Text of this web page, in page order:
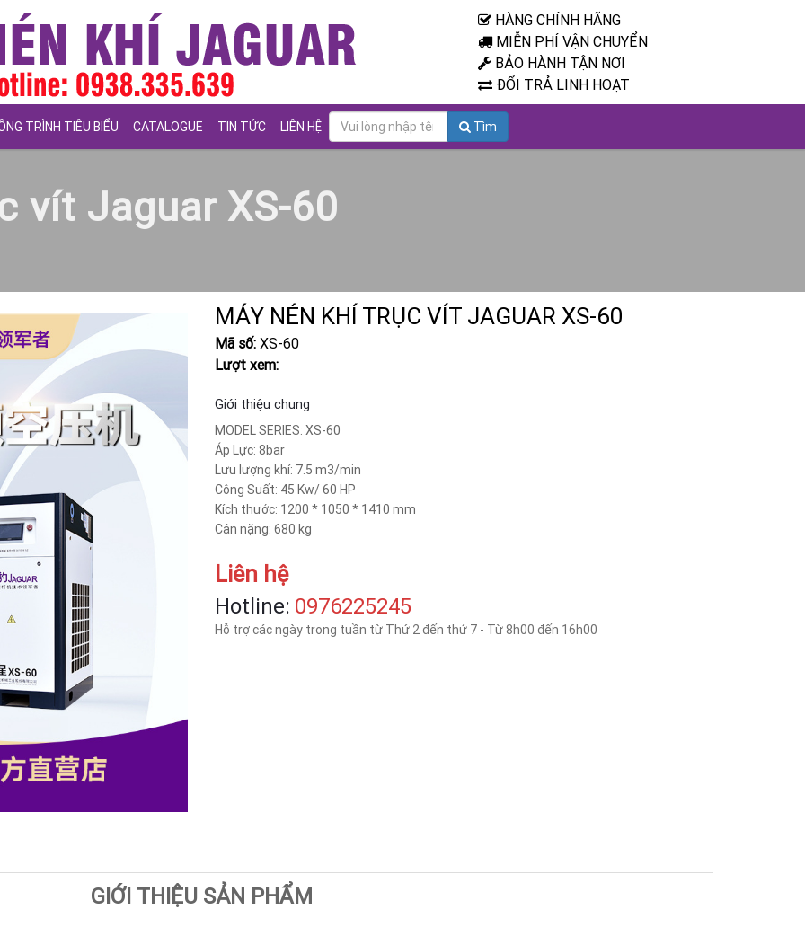
HÀNG CHÍNH HÃNG
MIỄN PHÍ VẬN CHUYỂN
BẢO HÀNH TẬN NƠI
ĐỔI TRẢ LINH HOẠT
TRÌNH TIÊU BIỂU CATALOGUE TIN TỨC LIÊN HỆ Tìm
vít Jaguar XS-60
MÁY NÉN KHÍ TRỤC VÍT JAGUAR XS-60
Mã số: XS-60
Lượt xem:
Giới thiệu chung
MODEL SERIES: XS-60
Áp Lực: 8bar
Lưu lượng khí: 7.5 m3/min
Công Suất: 45 Kw/ 60 HP
Kích thước: 1200 * 1050 * 1410 mm
Cân nặng: 680 kg
Liên hệ
Hotline: ‎0976225245
Hỗ trợ các ngày trong tuần từ Thứ 2 đến thứ 7 - Từ 8h00 đến 16h00
GIỚI THIỆU SẢN PHẨM